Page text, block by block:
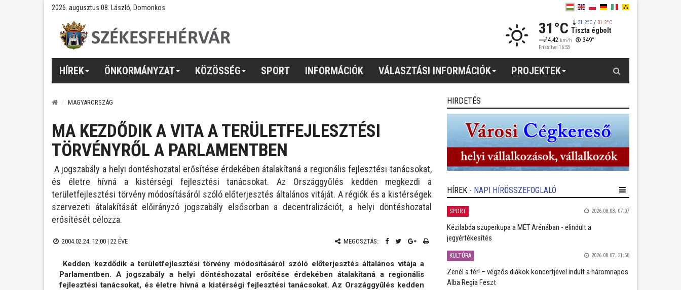
2026. augusztus 08. László, Domonkos
31°C 31.2°C/ 31.2°C
Tiszta égbolt
4.42 km/h 349°
Frissítve: 16:53
HÍREK ÖNKORMÁNYZAT KÖZÖSSÉG SPORT INFORMÁCIÓK VÁLASZTÁSI INFORMÁCIÓK PROJEKTEK
MAGYARORSZÁG
MA KEZDŐDIK A VITA A TERÜLETFEJLESZTÉSI
TÖRVÉNYRŐL A PARLAMENTBEN
A jogszabály a helyi döntéshozatal erősítése érdekében átalakítaná a regionális fejlesztési tanácsokat,
és életre hívná a kistérségi fejlesztési tanácsokat. Az Országgyűlés kedden megkezdi a
területfejlesztési törvény módosításáról szóló előterjesztés általános vitáját. A régiók és a kistérségek
szervezeti átalakítását előirányzó jogszabály elsősorban a decentralizációt, a helyi döntéshozatal
erősítését célozza.
2004.02.24. 12:00 | 22 ÉVE MEGOSZTÁS:
Kedden kezdődik a területfejlesztési törvény módosításáról szóló előterjesztés általános vitája a
Parlamentben. A jogszabály a helyi döntéshozatal erősítése érdekében átalakítaná a regionális
fejlesztési tanácsokat, és életre hívná a kistérségi fejlesztési tanácsokat. Az Országgyűlés kedden
HIRDETÉS
HÍREK - NAPI HÍRÖSSZEFOGLALÓ
SPORT 2026.08.08. 07:07
Kézilabda szuperkupa a MET Arénában - elindult a
jegyértékesítés
KULTÚRA 2026.08.07. 21:58
Zenél a tér! – végzős diákok koncertjével indult a háromnapos
Alba Regia Feszt